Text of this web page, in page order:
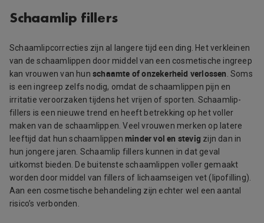
Schaamlip fillers
Schaamlipcorrecties zijn al langere tijd een ding. Het verkleinen
van de schaamlippen door middel van een cosmetische ingreep
kan vrouwen van hun schaamte of onzekerheid verlossen . Soms
is een ingreep zelfs nodig, omdat de schaamlippen pijn en
irritatie veroorzaken tijdens het vrijen of sporten. Schaamlip-
fillers is een nieuwe trend en heeft betrekking op het voller
maken van de schaamlippen. Veel vrouwen merken op latere
leeftijd dat hun schaamlippen minder vol en stevig zijn dan in
hun jongere jaren. Schaamlip fillers kunnen in dat geval
uitkomst bieden. De buitenste schaamlippen voller gemaakt
worden door middel van fillers of lichaamseigen vet (lipofilling).
Aan een cosmetische behandeling zijn echter wel een aantal
risico’s verbonden.